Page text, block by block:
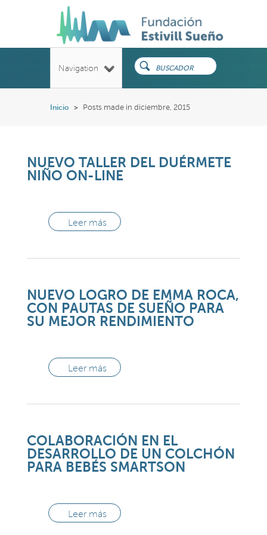
Navigation
Inicio > Posts made in diciembre, 2015
NUEVO TALLER DEL DUÉRMETE
NIÑO ON-LINE
Leer más
NUEVO LOGRO DE EMMA ROCA,
CON PAUTAS DE SUEÑO PARA
SU MEJOR RENDIMIENTO
Leer más
COLABORACIÓN EN EL
DESARROLLO DE UN COLCHÓN
PARA BEBÉS SMARTSON
Leer más